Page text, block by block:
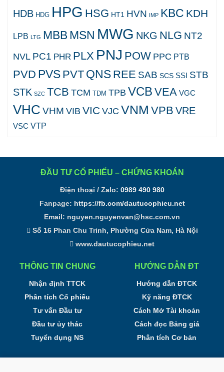
HDB HDG HPG HSG HT1 HVN IMP KBC KDH
LPB LTG MBBMSN MWG NKG NLG NT2
NVL PC1 PHR PLX PNJ POW PPC PTB
PVD PVS PVT QNS REE SAB SCS SSI STB
STK SZC TCB TCM TDM TPB VCB VEA VGC
VHC VHM VIB VICVJC VNM VPB VRE
VSC VTP
ĐẦU TƯ CỔ PHIẾU – CHỨNG KHOÁN
Điện thoại / Zalo: 0989 490 980
Fanpage: https://fb.com/dautucophieu.net
Email: nguyen.nguyenvan@hsc.com.vn
Số 16 Phan Chu Trinh, Phường Cửa Nam, Hà Nội
www.dautucophieu.net
THÔNG TIN CHUNG
Nhận định TTCK
Phân tích Cổ phiếu
Tư vấn Đầu tư
Đầu tư ủy thác
Tuyển dụng NS
HƯỚNG DẪN ĐT
Hướng dẫn ĐTCK
Kỹ năng ĐTCK
Cách Mở Tài khoản
Cách đọc Bảng giá
Phân tích Cơ bản